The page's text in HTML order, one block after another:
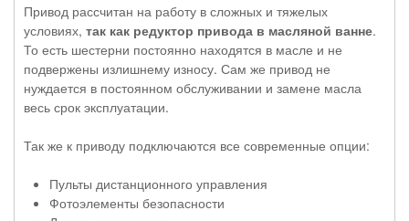
Привод рассчитан на работу в сложных и тяжелых
условиях, так как редуктор привода в масляной ванне.
То есть шестерни постоянно находятся в масле и не
подвержены излишнему износу. Сам же привод не
нуждается в постоянном обслуживании и замене масла
весь срок эксплуатации.
Так же к приводу подключаются все современные опции:
Пульты дистанционного управления
Фотоэлементы безопасности